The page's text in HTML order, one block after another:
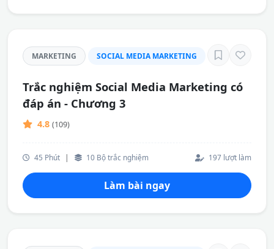
MARKETING SOCIAL MEDIA MARKETING
Trắc nghiệm Social Media Marketing có
đáp án - Chương 3
4.8 (109)
45 Phút | 10 Bộ trắc nghiệm 197 lượt làm
Làm bài ngay